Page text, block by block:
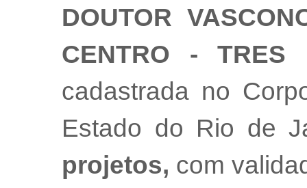
DOUTOR
CENTRO -
cadastrada no
Estado do Rio de
projetos, com